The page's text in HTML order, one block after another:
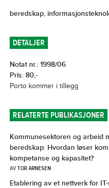
beredskap,
DETALJER
Notat nr.: 1998/06
Pris: 80,-
Porto kommer i tillegg
RELATERTE PUBLIKASJONER
Kommunesektoren og arbeid
beredskap: Hvordan løser
kompetanse og kapasitet?
AVTOR ARNESEN
Etablering av et nettverk for